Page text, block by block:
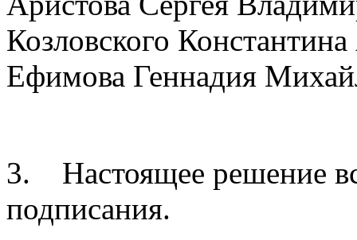
Козловского
Ефимова Геннадия
3. Настоящее решение
подписания.